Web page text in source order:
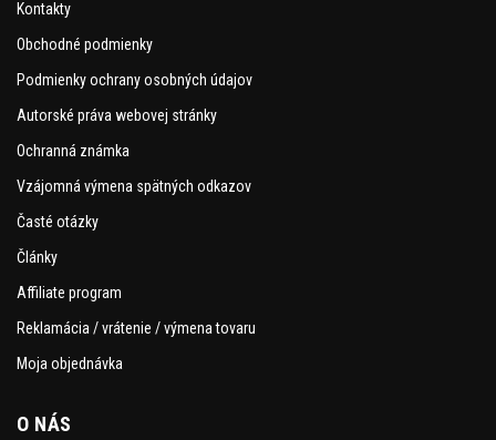
Kontakty
Obchodné podmienky
Podmienky ochrany osobných údajov
Autorské práva webovej stránky
Ochranná známka
Vzájomná výmena spätných odkazov
Časté otázky
Články
Affiliate program
Reklamácia / vrátenie / výmena tovaru
Moja objednávka
O NÁS